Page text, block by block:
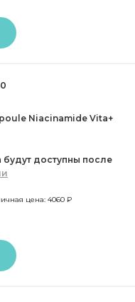
Niacinamide Vita+
доступны после
цена: 4060 ₽